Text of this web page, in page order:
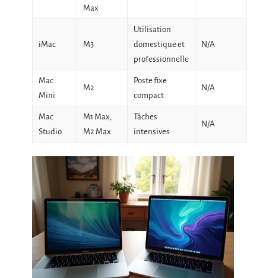
Max
iMac M3
Utilisation
domestique et
professionnelle
N/A
Mac
Mini
M2
Poste fixe
compact
N/A
Mac
Studio
M1 Max,
M2 Max
Tâches
intensives
N/A